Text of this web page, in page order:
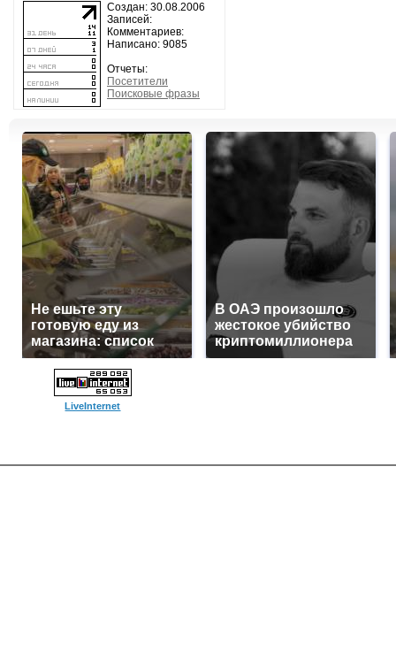
Создан: 30.08.2006
Записей:
Комментариев:
Написано: 9085
Отчеты:
Посетители
Поисковые фразы
Не ешьте эту
готовую еду из
магазина: список
В ОАЭ произошло
жестокое убийство
криптомиллионера
LiveInternet